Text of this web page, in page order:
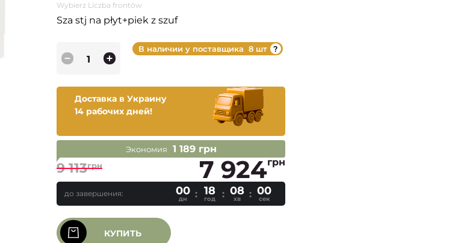
Wybierz Liczba frontów
Sza stj na płyt+piek z szuf
В наличии у поставщика 8 шт
Доставка в Украину
14 рабочих дней!
Экономия 1 189 грн
9 113грн 7 924грн
до завершения: 00
дн
18
год
07
хв
59
сек
КУПИТЬ